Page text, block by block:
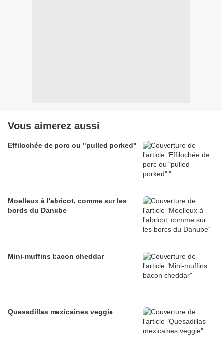
Vous aimerez aussi
Effilochée de porc ou "pulled porked"
Moelleux à l'abricot, comme sur les
bords du Danube
Mini-muffins bacon cheddar
Quesadillas mexicaines veggie